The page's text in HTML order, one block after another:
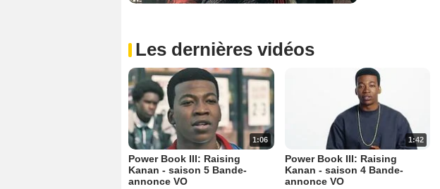
Les dernières vidéos
1:06
Power Book III: Raising
Kanan - saison 5 Bande-
annonce VO
1:42
Power Book III: Raising
Kanan - saison 4 Bande-
annonce VO